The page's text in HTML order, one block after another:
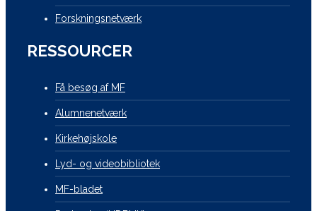
Forskningsnetværk
RESSOURCER
Få besøg af MF
Alumnenetværk
Kirkehøjskole
Lyd- og videobibliotek
MF-bladet